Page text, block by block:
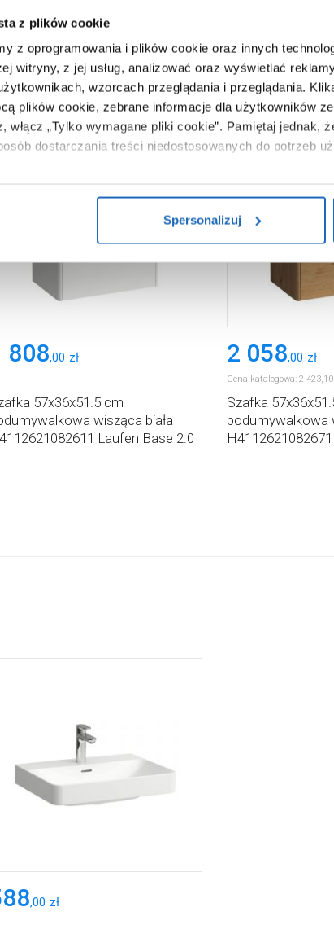
z plików cookie
z oprogramowania i plików cookie oraz innych
witryny, z jej usług, analizować oraz wyświetlać
wzorcach przeglądania i przeglądania.
plików cookie, zebrane informacje dla użytkowników
włącz „Tylko wymagane pliki cookie”. Pamiętaj jednak,
dostarczania treści niedostosowanych do potrzeb
na temat plików plików cookie, kliknij „Ustawienia
Spersonalizuj
808,00 zł
57x36x51.5 cm
wisząca biała
Laufen Base 2.0
2 058,00 zł
Cena katalogowa: 2 423,10
Szafka
podumywalkowa
,00 zł